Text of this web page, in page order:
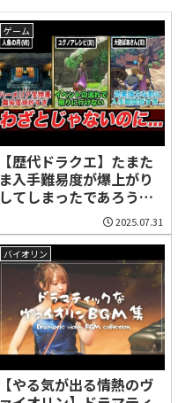
ゲーム
【歴代ドラクエ】たまた
ま入手難易度が爆上がり
してしまったであろう宝
箱・イベント7選
2025.07.31
バイオリン
【やる気が出る情熱のヴ